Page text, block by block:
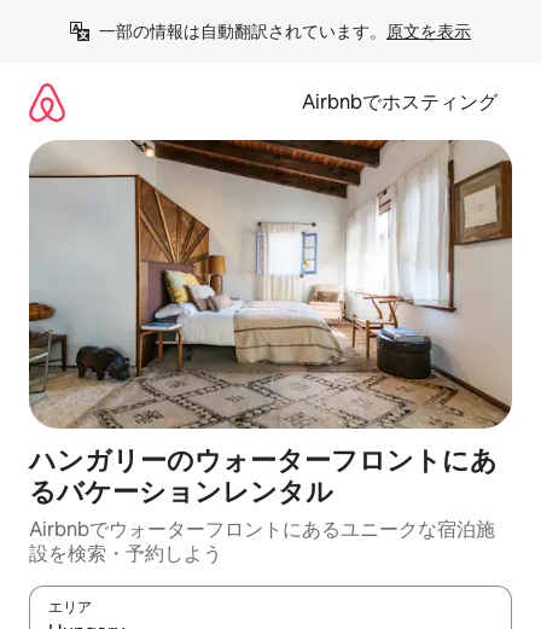
一部の情報は自動翻訳されています。 原文を表示
Airbnbでホスティング
ハンガリーのウォーターフロントにあ
るバケーションレンタル
Airbnbでウォーターフロントにあるユニークな宿泊施
設を検索・予約しよう
エリア